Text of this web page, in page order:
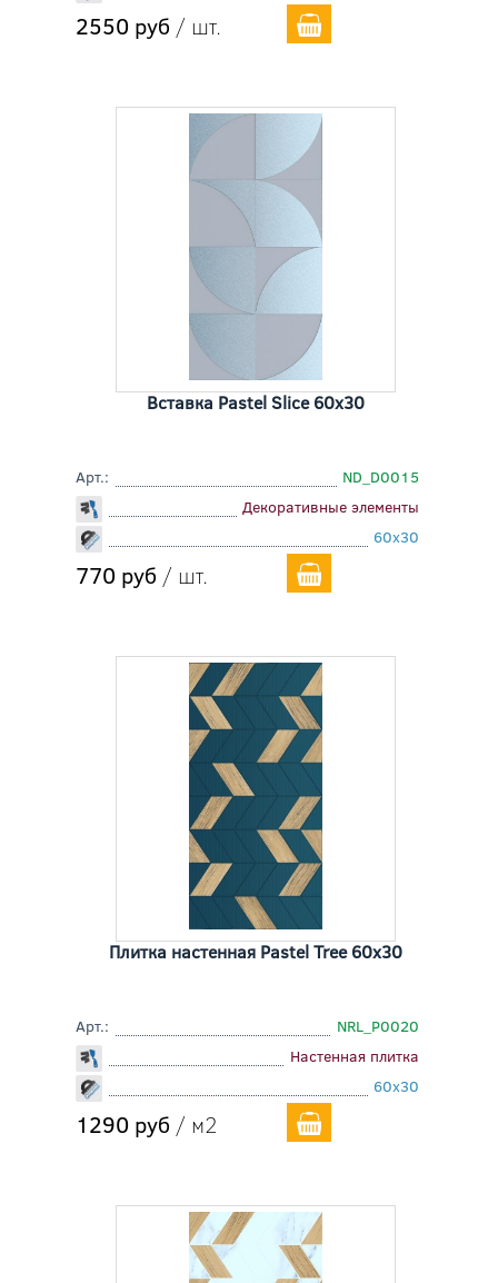
2550 руб / шт.
Вставка Pastel Slice 60x30
Арт.:
ND_D0015
Декоративные элементы
60x30
770 руб / шт.
Плитка настенная Pastel Tree 60x30
Арт.:
NRL_P0020
Настенная плитка
60x30
1290 руб / м2